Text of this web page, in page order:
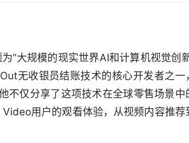
“大规模的现实世界AI和计算机视觉创
无收银员结账技术的核心开发者之一，
不仅分享了这项技术在全球零售场景中
用户的观看体验，从视频内容推荐